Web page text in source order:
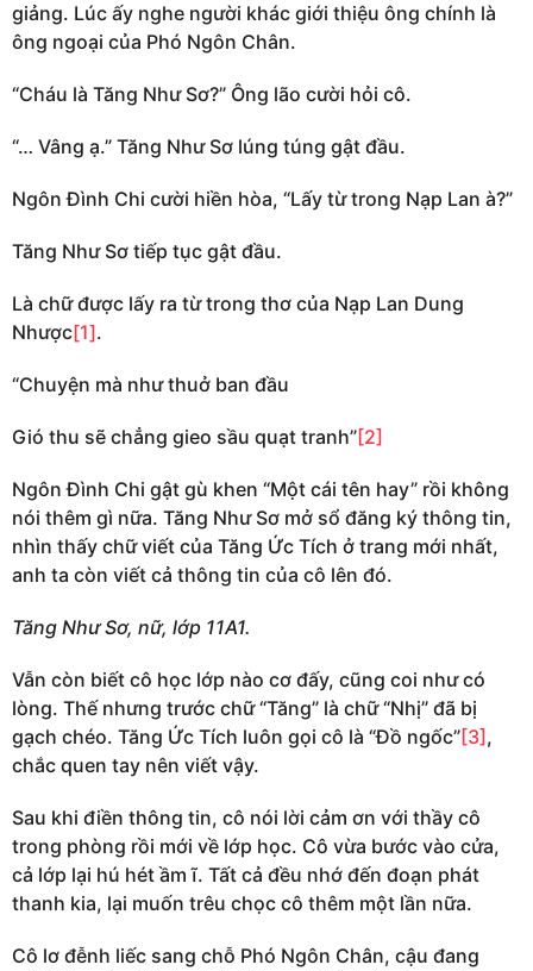
giảng. Lúc ấy nghe người khác giới thiệu ông chính là
ông ngoại của Phó Ngôn Chân.
“Cháu là Tăng Như Sơ?” Ông lão cười hỏi cô.
“… Vâng ạ.” Tăng Như Sơ lúng túng gật đầu.
Ngôn Đình Chi cười hiền hòa, “Lấy từ trong Nạp Lan à?”
Tăng Như Sơ tiếp tục gật đầu.
Là chữ được lấy ra từ trong thơ của Nạp Lan Dung
Nhược[1].
“Chuyện mà như thuở ban đầu
Gió thu sẽ chẳng gieo sầu quạt tranh”[2]
Ngôn Đình Chi gật gù khen “Một cái tên hay” rồi không
nói thêm gì nữa. Tăng Như Sơ mở sổ đăng ký thông tin,
nhìn thấy chữ viết của Tăng Ức Tích ở trang mới nhất,
anh ta còn viết cả thông tin của cô lên đó.
Tăng Như Sơ, nữ, lớp 11A1.
Vẫn còn biết cô học lớp nào cơ đấy, cũng coi như có
lòng. Thế nhưng trước chữ “Tăng” là chữ “Nhị” đã bị
gạch chéo. Tăng Ức Tích luôn gọi cô là “Đồ ngốc”[3] ,
chắc quen tay nên viết vậy.
Sau khi điền thông tin, cô nói lời cảm ơn với thầy cô
trong phòng rồi mới về lớp học. Cô vừa bước vào cửa,
cả lớp lại hú hét ầm ĩ. Tất cả đều nhớ đến đoạn phát
thanh kia, lại muốn trêu chọc cô thêm một lần nữa.
Cô lơ đễnh liếc sang chỗ Phó Ngôn Chân, cậu đang